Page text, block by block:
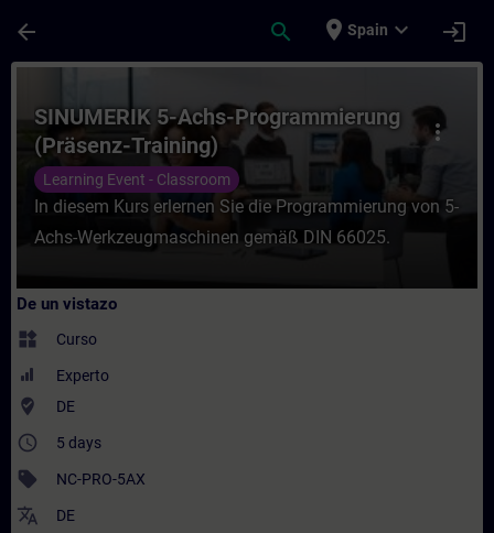
arrow_back search place Spain expand_more login
more_vert
SINUMERIK 5-Achs-Programmierung
(Präsenz-Training)
Learning Event - Classroom
In diesem Kurs erlernen Sie die Programmierung von 5-
Achs-Werkzeugmaschinen gemäß DIN 66025.
De un vistazo
widgets Curso
Experto
where_to_vote DE
access_time 5 days
sell NC-PRO-5AX
translate DE